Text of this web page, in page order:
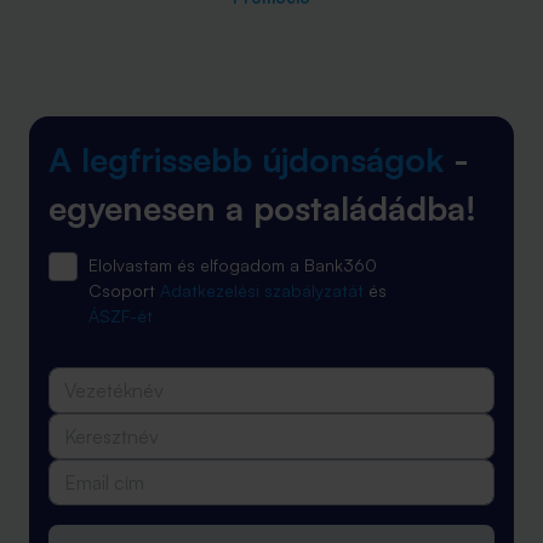
A legfrissebb újdonságok -
egyenesen a postaládádba!
Elolvastam és elfogadom a Bank360
Csoport Adatkezelési szabályzatát és
ÁSZF-ét